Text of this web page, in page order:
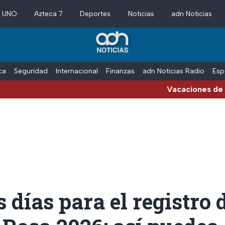
Azteca 7 Deportes Noticias adn Noticias
Seguridad Internacional Finanzas adn Noticias Radio
Vacaciones de verano
días para el registro